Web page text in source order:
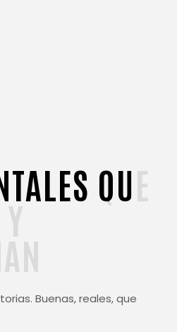
QUE
Y
Buenas, reales, que